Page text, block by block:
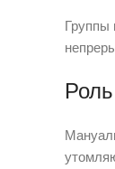
Группы